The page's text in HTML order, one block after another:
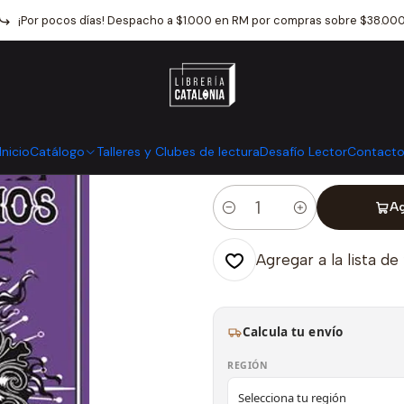
InicioCatálogo Talleres y Clubes de lecturaDesafío LectorContacto
¡Por pocos días! Despacho a $1.000 en RM por compras sobre $38.000
Catálogo Narrativa Literatura Fantastica Enigmas Y
|
Enigmas Y
Mostrar stock de
Cantidad
Agregar a la lista
Calcula tu envío
REGIÓN